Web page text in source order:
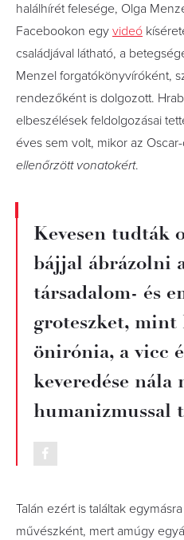
halálhírét felesége, Olga
Facebookon egy videó
családjával látható, a
Menzel forgatókönyvíróként,
rendezőként is dolgozott.
elbeszélések feldolgozásai
éves sem volt, mikor az
ellenőrzött vonatokért.
Kevesen tudták
bájjal ábrázolni
társadalom- és
groteszket, mint
önirónia, a vicc
keveredése nála
humanizmussal
Talán ezért is találtak
művészként, mert amúgy